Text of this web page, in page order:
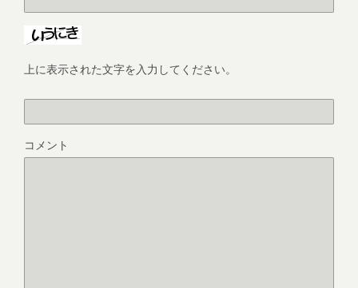
上に表示された文字を入力してください。
コメント